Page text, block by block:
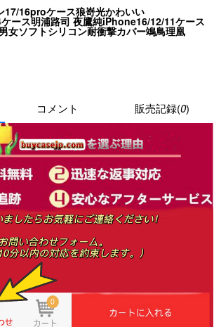
17/16proケース狼嵜光かわいい
ース明浦路司 夜鷹純iPhone16/12/11ケース
女ソフトシリコン耐衝撃カバー鴗鳥理凰
コメント 販売記録(0)